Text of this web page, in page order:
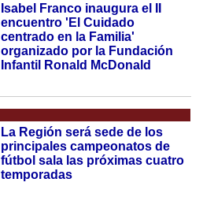
Isabel Franco inaugura el II
encuentro 'El Cuidado
centrado en la Familia'
organizado por la Fundación
Infantil Ronald McDonald
La Región será sede de los
principales campeonatos de
fútbol sala las próximas cuatro
temporadas